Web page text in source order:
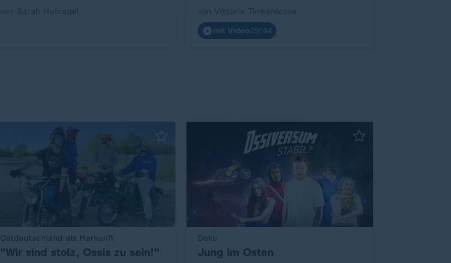
mit Video29:44
Ostdeutschland als Herkunft
:
"Wir sind stolz, Ossis zu sein!"
Doku
:
Jung im Osten